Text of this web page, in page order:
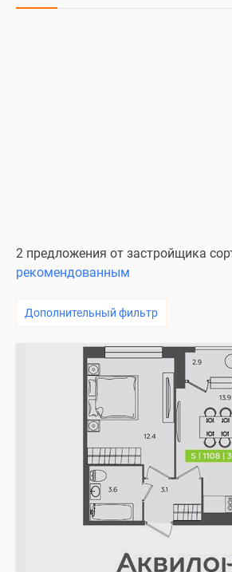
2 предложения от застройщика
рекомендованным
Дополнительный фильтр